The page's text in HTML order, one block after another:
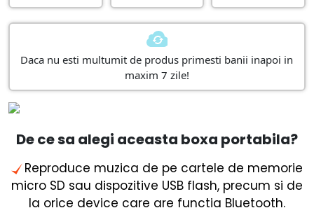
Daca nu esti multumit de produs primesti banii inapoi in
maxim 7 zile!
De ce sa alegi aceasta boxa portabila?
Reproduce muzica de pe cartele de memorie
micro SD sau dispozitive USB flash, precum si de
la orice device care are functia Bluetooth.